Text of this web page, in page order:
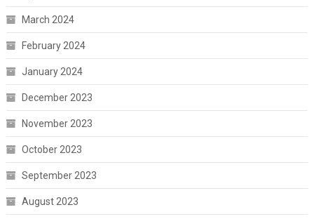
March 2024
February 2024
January 2024
December 2023
November 2023
October 2023
September 2023
August 2023